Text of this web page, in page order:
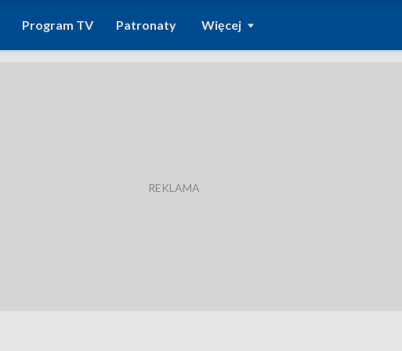
Program TV Patronaty Więcej